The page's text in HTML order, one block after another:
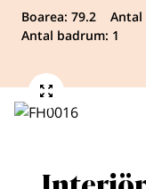
Boarea: 79.2 Antal
Antal badrum: 1